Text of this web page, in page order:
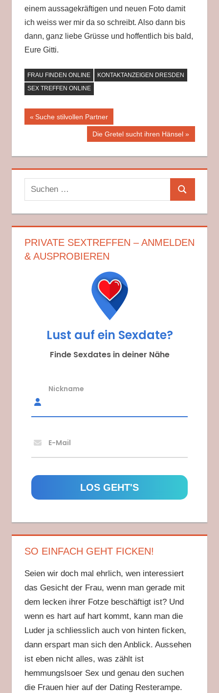
einem aussagekräftigen und neuen Foto damit
ich weiss wer mir da so schreibt. Also dann bis
dann, ganz liebe Grüsse und hoffentlich bis bald,
Eure Gitti.
FRAU FINDEN ONLINE
KONTAKTANZEIGEN DRESDEN
SEX TREFFEN ONLINE
Beitragsnavigation
Vorheriger
Suche stilvollen Partner
Nächster
Die Gretel sucht ihren Hänsel
Suchen
nach:
Suchen
PRIVATE SEXTREFFEN – ANMELDEN
& AUSPROBIEREN
Lust auf ein Sexdate?
Finde Sexdates in deiner Nähe
Nickname
E-Mail
SO EINFACH GEHT FICKEN!
Seien wir doch mal ehrlich, wen interessiert
das Gesicht der Frau, wenn man gerade mit
dem lecken ihrer Fotze beschäftigt ist? Und
wenn es hart auf hart kommt, kann man die
Luder ja schliesslich auch von hinten ficken,
dann erspart man sich den Anblick. Aussehen
ist eben nicht alles, was zählt ist
hemmungslsoer Sex und genau den suchen
die Frauen hier auf der Dating Resterampe.